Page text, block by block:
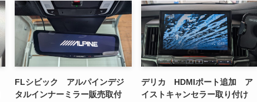
FLシビック アルパインデジ
タルインナーミラー販売取付
デリカ HDMIポート追加 ア
イストキャンセラー取り付け